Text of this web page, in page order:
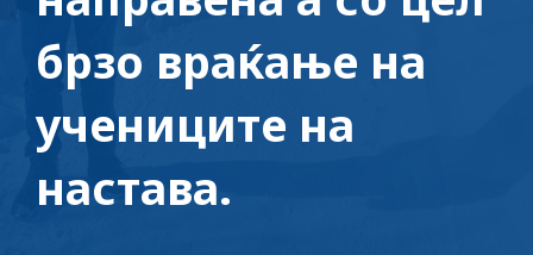
брзо враќање на
учениците на
настава.